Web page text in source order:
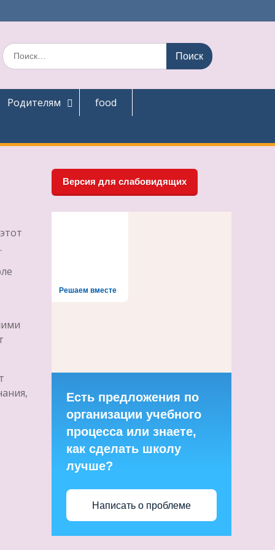
Поиск
по:
Родителям
food
Версия для слабовидящих
Решаем вместе
Есть предложения по
организации учебного
процесса или знаете,
как сделать школу
лучше?
Написать о проблеме